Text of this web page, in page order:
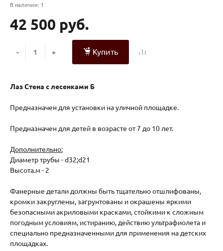
В наличии: 1
42 500 руб.
- + Купить
Лаз Стена с лесенками Б
Предназначен для установки на уличной площадке.
Предназначен для детей в возрасте от 7 до 10 лет.
Дополнительно:
Диаметр трубы - d32;d21
Высота.м - 2
Фанерные детали должны быть тщательно отшлифованы,
кромки закруглены, загрунтованы и окрашены яркими
безопасными акриловыми красками, стойкими к сложным
погодным условиям, истиранию, действию ультрафиолета и
специально предназначенными для применения на детских
площадках.